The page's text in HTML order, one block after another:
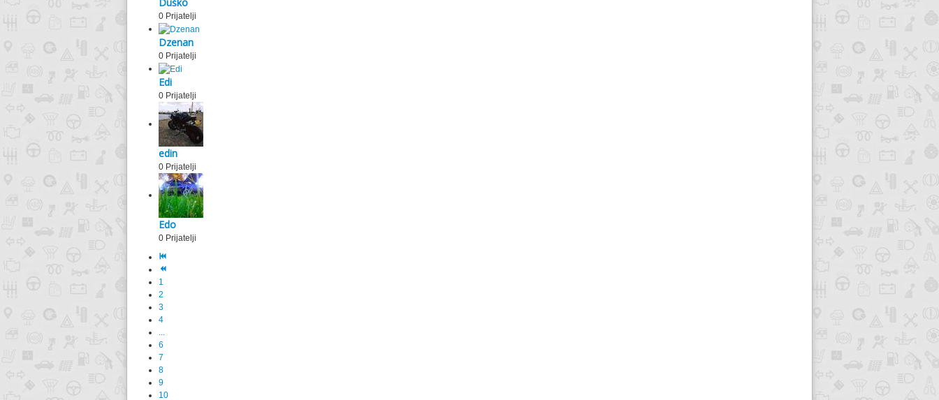
0 Prijatelji
Dzenan
0 Prijatelji
Edi
0 Prijatelji
edin
0 Prijatelji
Edo
0 Prijatelji
1
2
3
4
...
6
7
8
9
10